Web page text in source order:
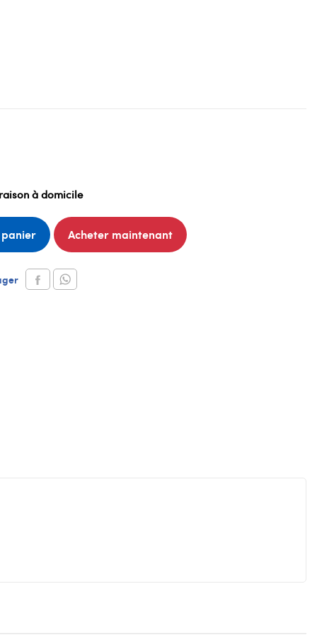
à domicile
Acheter maintenant